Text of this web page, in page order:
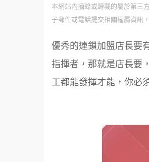
本網站內摘錄或轉載的屬於第三
子郵件或電話提交相關權屬資訊
優秀的連鎖加盟店長要
指揮者，那就是店長要
工都能發揮才能，你必